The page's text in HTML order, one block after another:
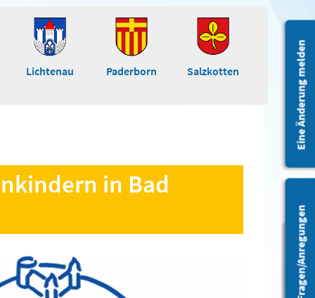
Barrierefreiheit
Eine Änderung melden
Fragen/Anregungen
Lichtenau Paderborn Salzkotten
in Bad